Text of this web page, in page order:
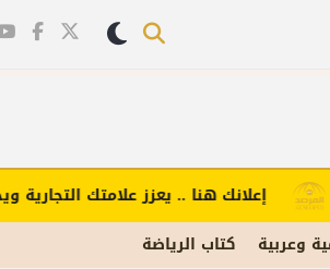
وعربية كتاب الرياضة
إعلانك هنا .. يعزز علامتك التجارية